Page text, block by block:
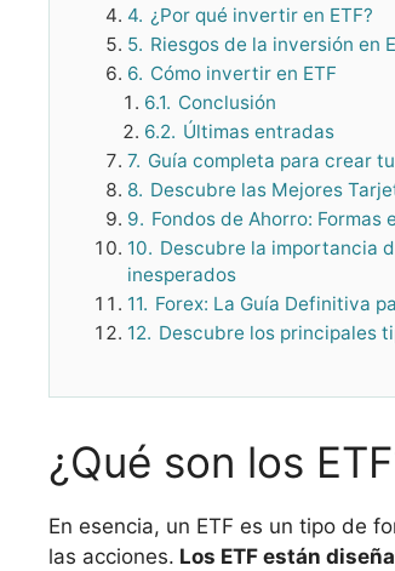
4. ¿Por qué invertir en ETF?
5. Riesgos de la inversión en
6. Cómo invertir en ETF
6.1. Conclusión
6.2. Últimas entradas
7. Guía completa para crear
8. Descubre las Mejores
9. Fondos de Ahorro:
10. Descubre la importancia
inesperados
11. Forex: La Guía Definitiva
12. Descubre los principales
¿Qué son los
En esencia, un ETF es un tipo de
las acciones. Los ETF están